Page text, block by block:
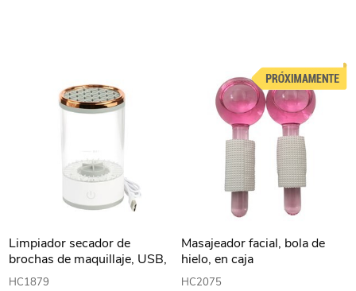
Limpiador secador de
brochas de maquillaje, USB,
en caja
HC1879
Masajeador facial, bola de
hielo, en caja
HC2075